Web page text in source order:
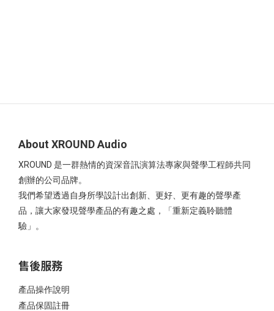
About XROUND Audio
XROUND 是一群熱情的資深音訊演算法專家與聲學工程師共同
創辦的公司品牌。
我們希望透過自身所學設計出創新、更好、更有趣的聲學產
品，讓大家發現聲學產品的有趣之處，「重新定義聆聽體
驗」。
售後服務
產品操作說明
產品保固註冊